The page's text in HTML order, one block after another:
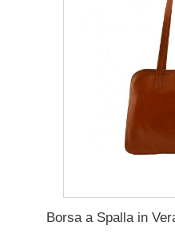
Borsa a Spalla in